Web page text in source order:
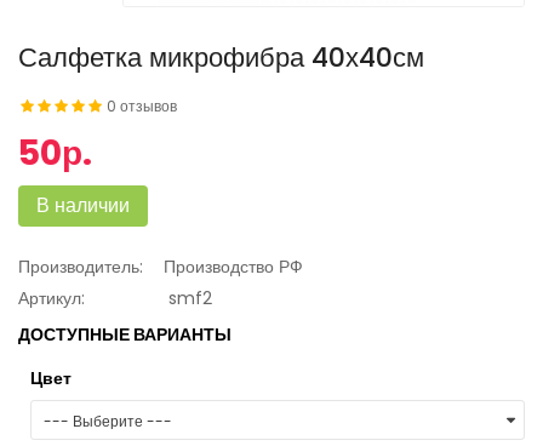
Салфетка микрофибра 40х40см
0 отзывов
50р.
В наличии
Производитель:
Производство РФ
Артикул:
smf2
ДОСТУПНЫЕ ВАРИАНТЫ
Цвет